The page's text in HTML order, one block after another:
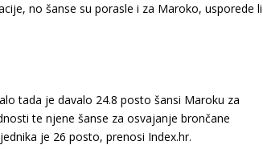
no šanse su porasle i za Maroko, usporede li
tada je davalo 24.8 posto šansi Maroku za
te njene šanse za osvajanje brončane
je 26 posto, prenosi Index.hr.